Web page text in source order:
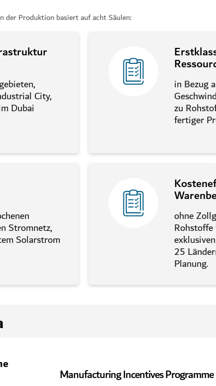
der Produktion basiert auf acht Säulen:
City,
Dubai
in Bezug
zu
fertiger
Stromnetz,
Solarstrom
ohne
25
Planung.
Manufacturing Incentives Programme